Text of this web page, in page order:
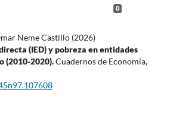
0
Neme Castillo (2026)
(IED) y pobreza en entidades
(2010-2020).Cuadernos de Economía,